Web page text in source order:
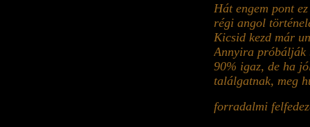
Hát engem pont
régi angol
Kicsid kezd már
Annyira próbálják
90% igaz, de ha
találgatnak, meg
forradalmi